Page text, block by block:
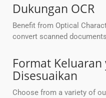
Dukungan OCR
Benefit from Optical
convert scanned
Format
Disesuaikan
Choose from a variety of